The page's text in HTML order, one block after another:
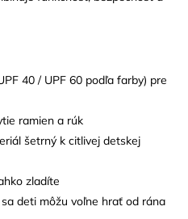
40 / UPF 60 podľa farby) pre
ramien a rúk
šetrný k citlivej detskej
zladíte
deti môžu voľne hrať od rána